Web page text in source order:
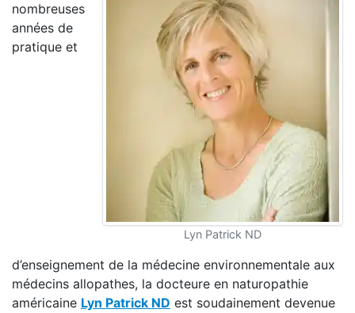
Lyn Patrick ND
nombreuses
années de
pratique et
d’enseignement de la médecine environnementale aux
médecins allopathes, la docteure en naturopathie
américaine Lyn Patrick ND est soudainement devenue